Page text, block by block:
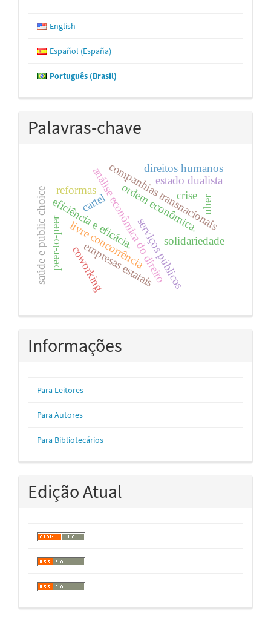
English
Español (España)
Português (Brasil)
Palavras-chave
análise econômica do direito
livre concorrência
companhias transnacionais
serviços públicos
empresas estatais solidariedade
coworking
ordem econômica.
estado dualista
direitos humanos
eficiência e eficácia. uber
peer-to-peer
reformas crise
cartel
saúde e public choice
Informações
Para Leitores
Para Autores
Para Bibliotecários
Edição Atual